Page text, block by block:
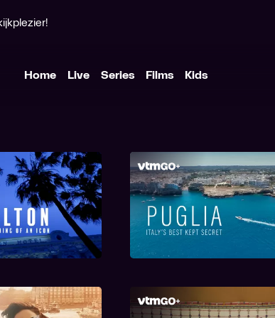
Home Live Series Films Kids
of
Icon
Puglia: Italy's Best
Secret